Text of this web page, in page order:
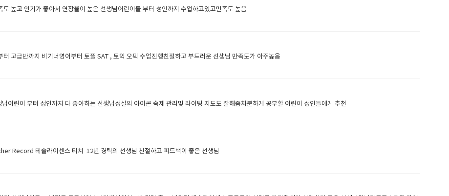
높고 인기가 좋아서 연장율이 높은 선생님어린이들 부터 성인까지 수업하고있고만족도 높음
고급반까지 비기너영어부터 토플 SAT , 토익 오픽 수업진행친절하고 부드러운 선생님 만족도가 아주높음
어린이 부터 성인까지 다 좋아하는 선생님성실의 아이콘 숙제 관리및 라이팅 지도도 잘해줌차분하게 공부할 어린이 성인들에게 추천
Record 테솔라이센스 티쳐 12년 경력의 선생님 친절하고 피드백이 좋은 선생님